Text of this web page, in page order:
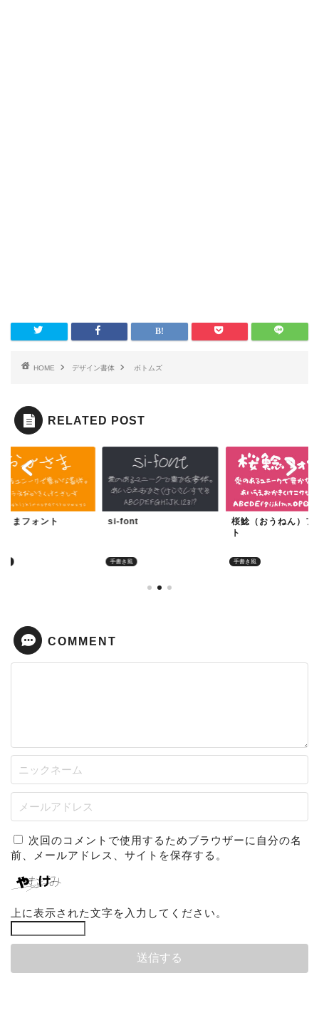
HOME デザイン書体 ボトムズ
RELATED POST
さまフォント
手書き風
si-font
手書き風
桜鯰（おうねん）フ
ト
COMMENT
次回のコメントで使用するためブラウザーに自分の名
前、メールアドレス、サイトを保存する。
上に表示された文字を入力してください。